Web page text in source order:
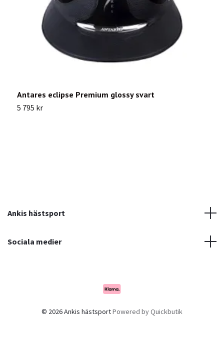
Antares eclipse Premium glossy svart
5 795 kr
Ankis hästsport
Sociala medier
© 2026 Ankis hästsportPowered by Quickbutik